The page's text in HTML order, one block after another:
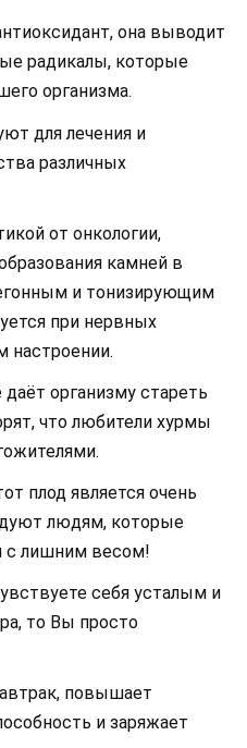
она выводит
радикалы, которые
организма.
для лечения и
различных
от онкологии,
камней в
и тонизирующим
при нервных
настроении.
организму стареть
что любители хурмы
плод является очень
людям, которые
с лишним весом!
себя усталым и
то Вы просто
повышает
и заряжает